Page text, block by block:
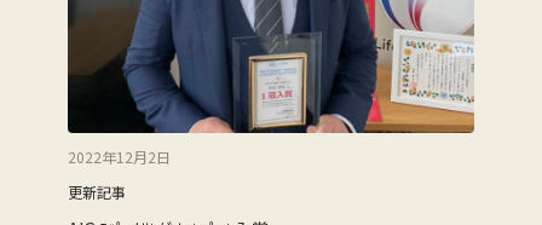
2022年12月2日
更新記事